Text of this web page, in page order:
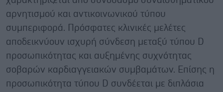
αρνητισμού και αντικοινωνικού τύπου
συμπεριφορά. Πρόσφατες κλινικές μελέτες
αποδεικνύουν ισχυρή σύνδεση μεταξύ τύπου D
προσωπικότητας και αυξημένης συχνότητας
σοβαρών καρδιαγγειακών συμβαμάτων. Επίσης η
προσωπικότητα τύπου D συνδέεται με διπλάσια